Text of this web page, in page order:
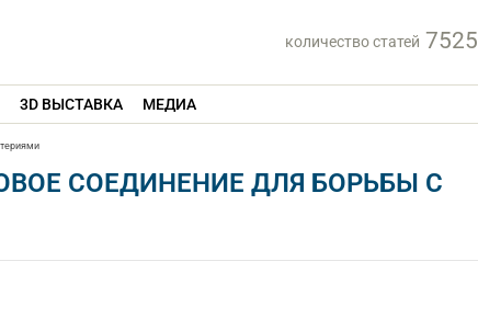
количество статей 7525
3D ВЫСТАВКА МЕДИА
СОЕДИНЕНИЕ ДЛЯ БОРЬБЫ С